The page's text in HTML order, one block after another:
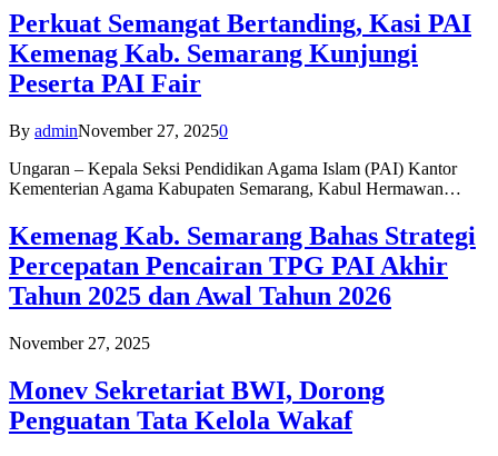
Perkuat Semangat Bertanding, Kasi PAI
Kemenag Kab. Semarang Kunjungi
Peserta PAI Fair
By adminNovember 27, 20250
Ungaran – Kepala Seksi Pendidikan Agama Islam (PAI) Kantor
Kementerian Agama Kabupaten Semarang, Kabul Hermawan…
Kemenag Kab. Semarang Bahas Strategi
Percepatan Pencairan TPG PAI Akhir
Tahun 2025 dan Awal Tahun 2026
November 27, 2025
Monev Sekretariat BWI, Dorong
Penguatan Tata Kelola Wakaf